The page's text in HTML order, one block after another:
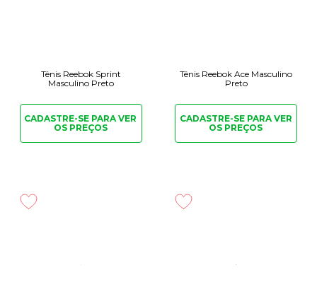
Tênis Reebok Sprint
Masculino Preto
CADASTRE-SE PARAVER
OS PREÇOS
Tênis Reebok Ace Masculino
Preto
CADASTRE-SE PARAVER
OS PREÇOS